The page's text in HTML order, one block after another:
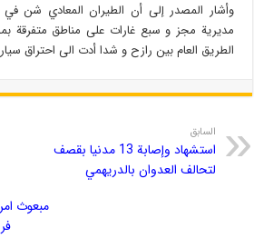
وأشار المصدر إلى أن الطيران المعادي شن
مديرية مجز و سبع غارات على مناطق متفرقة
الطريق العام بين رازح و شدا أدت الى احتراق
السابق
استشهاد وإصابة 13 مدنيا بقصف
لتحالف العدوان بالدريهمي
مبعوث